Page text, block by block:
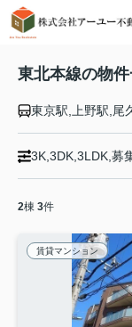
東北本線の物
3K,3DK,3LDK,募
2棟 3件
賃貸マンション